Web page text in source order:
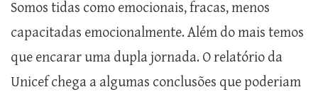
Somos tidas como emocionais, fracas, menos
capacitadas emocionalmente. Além do mais temos
que encarar uma dupla jornada. O relatório da
Unicef chega a algumas conclusões que poderiam